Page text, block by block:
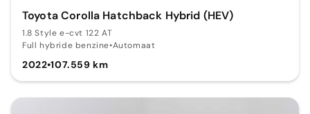
Toyota Corolla Hatchback Hybrid (HEV)
1.8 Style e-cvt 122 AT
Full hybride benzine•Automaat
2022•107.559 km